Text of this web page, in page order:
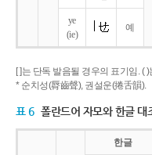
ye
(ie)
예
[ ]는 단독 발음될 경우의 표기임. (
* 순치성(脣齒聲), 권설운(捲舌韻).
표 6 폴란드어 자모와 한글 대
한글